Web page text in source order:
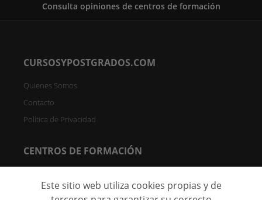
Consulta opiniones de centros de formación
CURSOSYPOSTGRADOS.COM
Quienes Somos
Contacto
Política de Privacidad
CENTROS DE FORMACIÓN
Registrar Centro (FREE)
Este sitio web utiliza cookies propias y de